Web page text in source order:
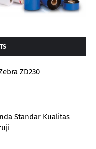
ZD230
Standar Kualitas